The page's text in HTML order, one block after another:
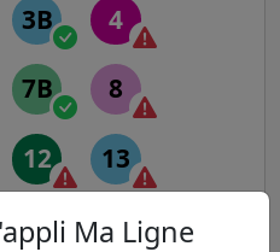
3B 4
7B 8
12 13
Ma Ligne